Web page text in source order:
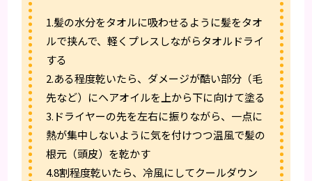
1.髪の水分をタオルに吸わせるように髪をタオ
ルで挟んで、軽くプレスしながらタオルドライ
する
2.ある程度乾いたら、ダメージが酷い部分（毛
先など）にヘアオイルを上から下に向けて塗る
3.ドライヤーの先を左右に振りながら、一点に
熱が集中しないように気を付けつつ温風で髪の
根元（頭皮）を乾かす
4.8割程度乾いたら、冷風にしてクールダウン